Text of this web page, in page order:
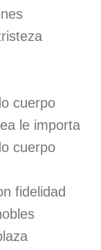
cuerpo
le importa
cuerpo
fidelidad